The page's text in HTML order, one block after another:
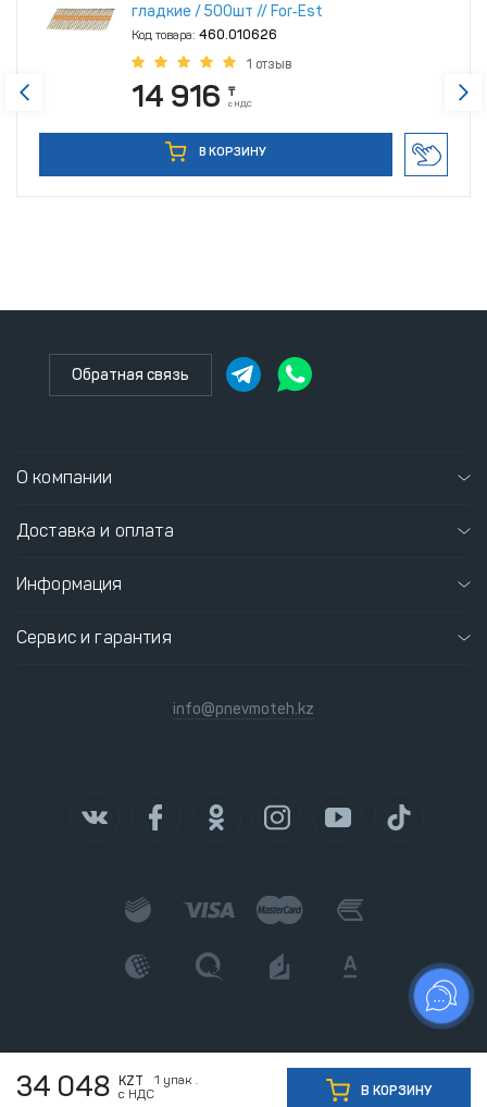
гладкие / 500шт // For‑Est
Код товара: 460.010626
1 отзыв
14 916 ₸
с НДС
В КОРЗИНУ
34 048 KZT
с НДС
1 упак .
В КОРЗИНУ
Обратная связь
О компании
Доставка и оплата
Информация
Сервис и гарантия
info@pnevmoteh.kz